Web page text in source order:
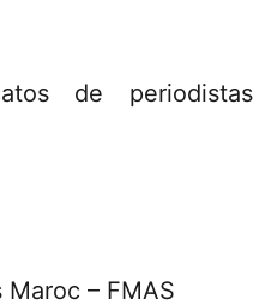
de periodistas
– FMAS